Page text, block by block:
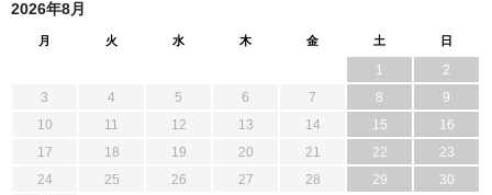
2026年8月
月 火 水 木 金 土 日
1
2
3
4 5 6 7 8
9
10
11 12 13 14 15
16
17
18 19 20 21 22
23
24
25 26 27 28 29
30